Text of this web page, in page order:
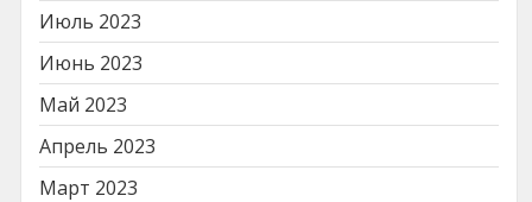
Июль 2023
Июнь 2023
Май 2023
Апрель 2023
Март 2023